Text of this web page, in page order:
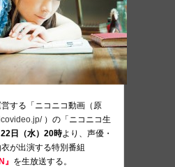
する「ニコニコ動画（原
）の「ニコニコ生
日（水）20時より、声優・
が出演する特別番組
』 を生放送する。